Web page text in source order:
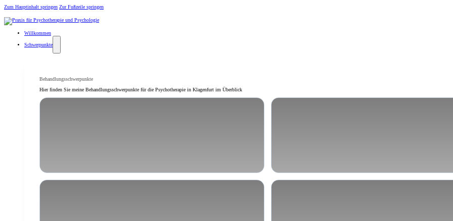
Zum Hauptinhalt springen Zur Fußzeile springen
Willkommen
Schwerpunkte
Behandlungsschwerpunkte
Hier finden Sie meine Behandlungsschwerpunkte für die Psychotherapie in Klagenfurt im Überblick